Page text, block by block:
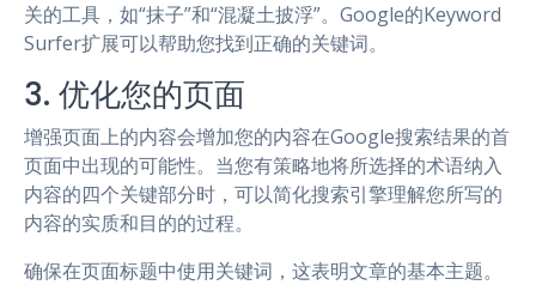
关的工具，如“抹子”和“混凝土披浮”。Google的Keyword
Surfer扩展可以帮助您找到正确的关键词。
3. 优化您的页面
增强页面上的内容会增加您的内容在Google搜索结果的首
页面中出现的可能性。当您有策略地将所选择的术语纳入
内容的四个关键部分时，可以简化搜索引擎理解您所写的
内容的实质和目的的过程。
确保在页面标题中使用关键词，这表明文章的基本主题。